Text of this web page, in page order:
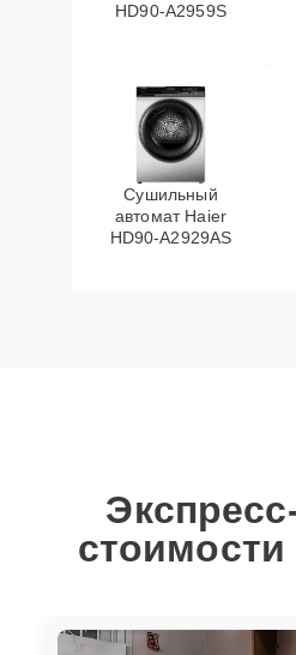
HD90-A2959S
Сушильный
автомат Haier
HD90-A2929AS